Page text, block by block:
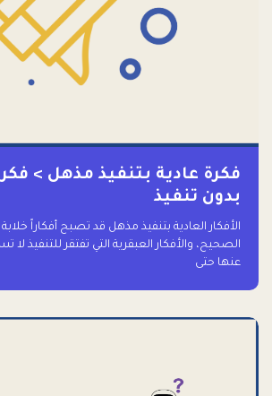
فكرة عادية بتنفيذ مذهل >
بدون تنفيذ
الأفكار العادية بتنفيذ مذهل قد تصبح أفكاراً
الصحيح، والأفكار العبقرية التي تفتقر للتنفيذ
عنها حتى